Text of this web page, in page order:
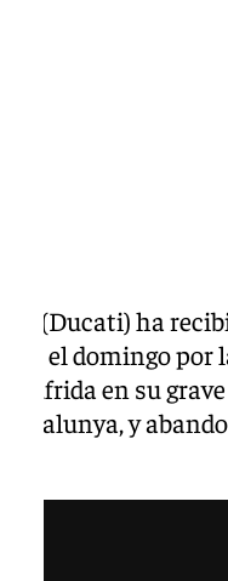
(Ducati) ha
el domingo
sufrida en su
Catalunya, y